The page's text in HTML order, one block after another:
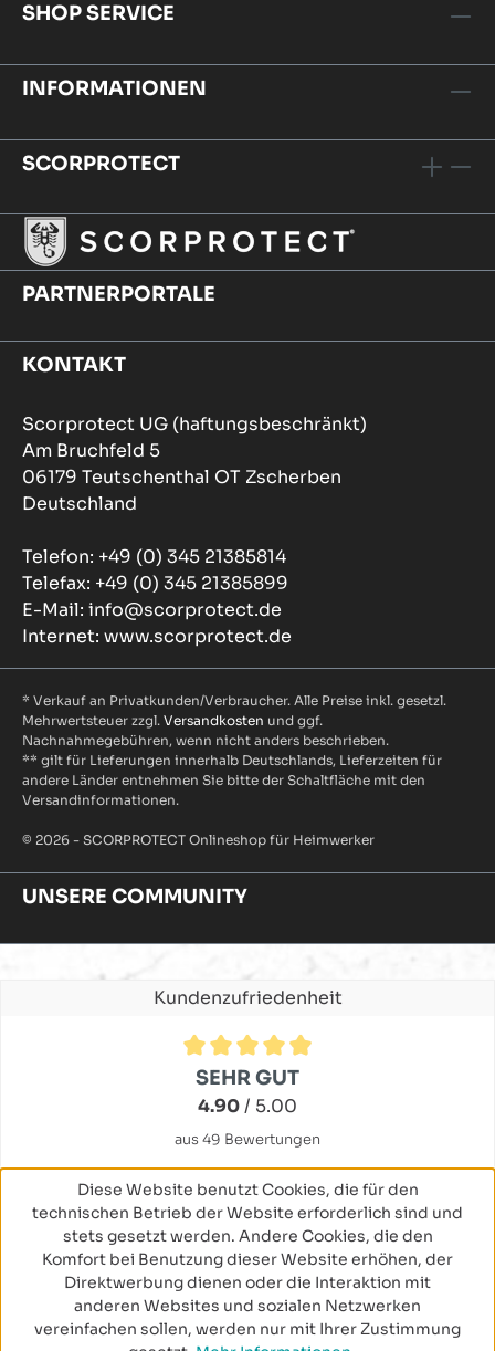
SHOP SERVICE
INFORMATIONEN
SCORPROTECT
PARTNERPORTALE
KONTAKT
Scorprotect UG (haftungsbeschränkt)
Am Bruchfeld 5
06179 Teutschenthal OT Zscherben
Deutschland
Telefon: +49 (0) 345 21385814
Telefax: +49 (0) 345 21385899
E-Mail: info@scorprotect.de
Internet: www.scorprotect.de
* Verkauf an Privatkunden/Verbraucher. Alle Preise inkl. gesetzl.
Mehrwertsteuer zzgl. Versandkosten und ggf.
Nachnahmegebühren, wenn nicht anders beschrieben.
** gilt für Lieferungen innerhalb Deutschlands, Lieferzeiten für
andere Länder entnehmen Sie bitte der Schaltfläche mit den
Versandinformationen.
© 2026 - SCORPROTECT Onlineshop für Heimwerker
UNSERE COMMUNITY
Kundenzufriedenheit
Durchschnittliche Bewertung von 4.9 von 5 Sternen
SEHR GUT
4.90/ 5.00
aus 49 Bewertungen
Diese Website benutzt Cookies, die für den
technischen Betrieb der Website erforderlich sind und
stets gesetzt werden. Andere Cookies, die den
Komfort bei Benutzung dieser Website erhöhen, der
Direktwerbung dienen oder die Interaktion mit
anderen Websites und sozialen Netzwerken
vereinfachen sollen, werden nur mit Ihrer Zustimmung